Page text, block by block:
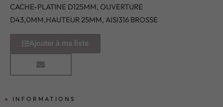
CACHE-PLATINE D125MM, OUVERTURE
D43,0MM,HAUTEUR 25MM, AISI316 BROSSE
Ajouter à ma liste
INFORMATIONS